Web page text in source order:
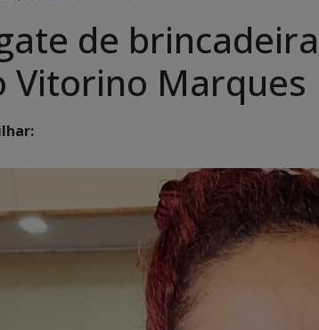
de
Vitorino Marques